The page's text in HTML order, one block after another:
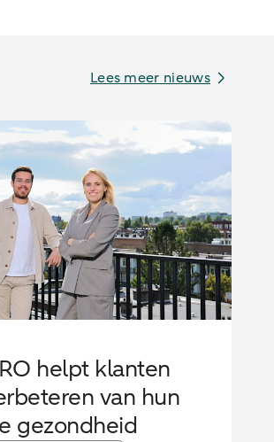
Lees meer nieuws
helpt klanten
van hun
gezondheid